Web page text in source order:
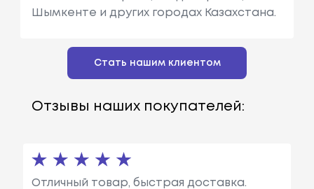
Шымкенте и других городах Казахстана.
Стать нашим клиентом
Отзывы наших покупателей:
Отличный товар, быстрая доставка.